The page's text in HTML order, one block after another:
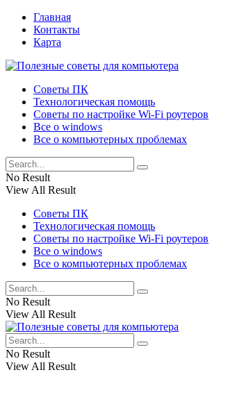
Главная
Контакты
Карта
Советы ПК
Технологическая помощь
Советы по настройке Wi-Fi роутеров
Все о windows
Все о компьютерных проблемах
No Result
View All Result
Советы ПК
Технологическая помощь
Советы по настройке Wi-Fi роутеров
Все о windows
Все о компьютерных проблемах
No Result
View All Result
No Result
View All Result